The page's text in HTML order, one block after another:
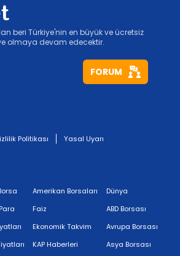
beri Türkiye'nin en büyük ve ücretsiz
olmaya devam edecektir.
FORUM
Politikası Yasal Uyarı
Amerikan Borsaları
Faiz
Ekonomik Takvim
KAP Haberleri
Dünya
ABD Borsası
Avrupa Borsası
Asya Borsası